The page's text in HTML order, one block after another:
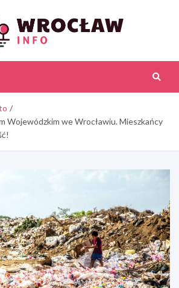
Wojewódzkim we Wrocławiu. Mieszkańcy